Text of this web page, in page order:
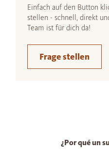
Einfach auf den Button
stellen - schnell, direkt
Team ist für dich da!
Frage stellen
¿Por qué un